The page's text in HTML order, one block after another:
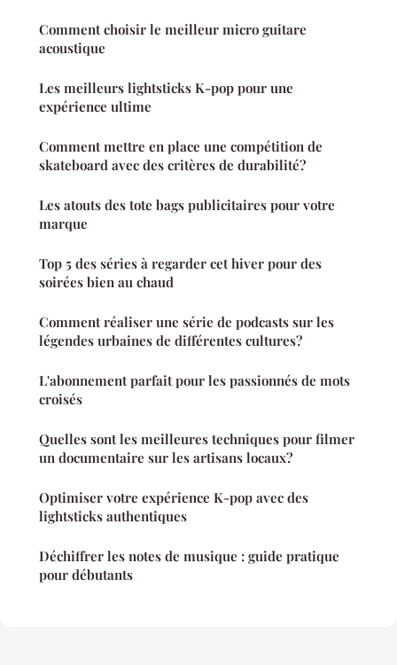
Comment choisir le meilleur micro guitare
acoustique
Les meilleurs lightsticks K-pop pour une
expérience ultime
Comment mettre en place une compétition de
skateboard avec des critères de durabilité?
Les atouts des tote bags publicitaires pour votre
marque
Top 5 des séries à regarder cet hiver pour des
soirées bien au chaud
Comment réaliser une série de podcasts sur les
légendes urbaines de différentes cultures?
L'abonnement parfait pour les passionnés de mots
croisés
Quelles sont les meilleures techniques pour filmer
un documentaire sur les artisans locaux?
Optimiser votre expérience K-pop avec des
lightsticks authentiques
Déchiffrer les notes de musique : guide pratique
pour débutants